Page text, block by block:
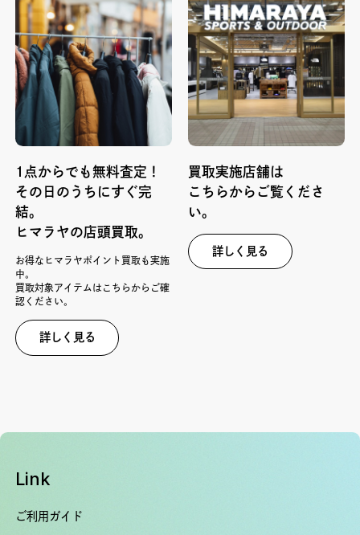
1点からでも無料査定！
その日のうちにすぐ完
結。
ヒマラヤの店頭買取。
お得なヒマラヤポイント買取も実施
中。
買取対象アイテムはこちらからご確
認ください。
詳しく見る
買取実施店舗は
こちらからご覧くださ
い。
詳しく見る
Link
ご利用ガイド